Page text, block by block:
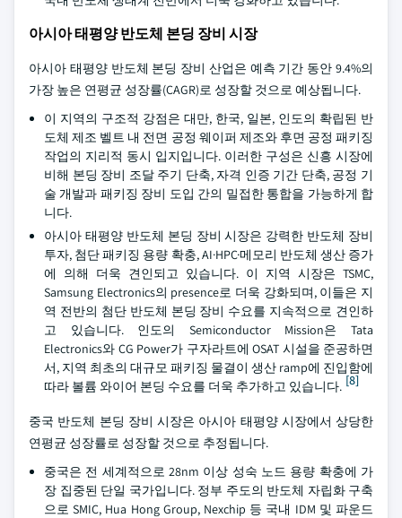
아시아 태평양 반도체 본딩 장비 시장
아시아 태평양 반도체 본딩 장비 산업은 예측 기간 동안 9.4%의
가장 높은 연평균 성장률(CAGR)로 성장할 것으로 예상됩니다.
이 지역의 구조적 강점은 대만, 한국, 일본, 인도의 확립된 반
도체 제조 벨트 내 전면 공정 웨이퍼 제조와 후면 공정 패키징
작업의 지리적 동시 입지입니다. 이러한 구성은 신흥 시장에
비해 본딩 장비 조달 주기 단축, 자격 인증 기간 단축, 공정 기
술 개발과 패키징 장비 도입 간의 밀접한 통합을 가능하게 합
니다.
아시아 태평양 반도체 본딩 장비 시장은 강력한 반도체 장비
투자, 첨단 패키징 용량 확충, AI·HPC·메모리 반도체 생산 증가
에 의해 더욱 견인되고 있습니다. 이 지역 시장은 TSMC,
Samsung Electronics의 presence로 더욱 강화되며, 이들은 지
역 전반의 첨단 반도체 본딩 장비 수요를 지속적으로 견인하
고 있습니다. 인도의 Semiconductor Mission은 Tata
Electronics와 CG Power가 구자라트에 OSAT 시설을 준공하면
서, 지역 최초의 대규모 패키징 물결이 생산 ramp에 진입함에
따라 볼륨 와이어 본딩 수요를 더욱 추가하고 있습니다. [8]
중국 반도체 본딩 장비 시장은 아시아 태평양 시장에서 상당한
연평균 성장률로 성장할 것으로 추정됩니다.
중국은 전 세계적으로 28nm 이상 성숙 노드 용량 확충에 가
장 집중된 단일 국가입니다. 정부 주도의 반도체 자립화 구축
으로 SMIC, Hua Hong Group, Nexchip 등 국내 IDM 및 파운드